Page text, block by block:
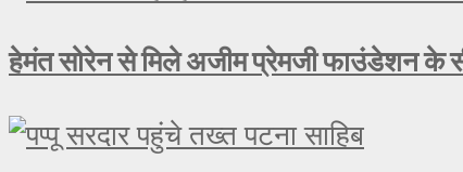
हेमंत सोरेन से मिले अजीम प्रेमजी फाउंडेशन के